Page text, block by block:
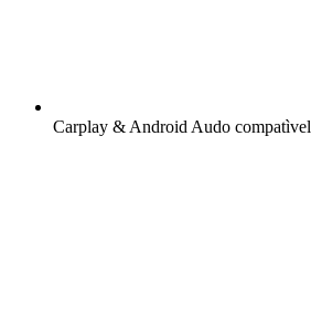
Carplay & Android Audo compatìvel